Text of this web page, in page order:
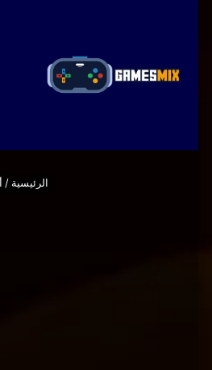
الرئيسية /